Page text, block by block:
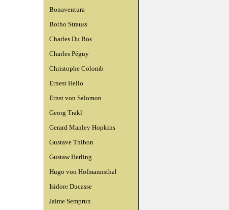
Bonaventura
Botho Strauss
Charles Du Bos
Charles Péguy
Christophe Colomb
Ernest Hello
Ernst von Salomon
Georg Trakl
Gerard Manley Hopkins
Gustave Thibon
Gustaw Herling
Hugo von Hofmannsthal
Isidore Ducasse
Jaime Semprun